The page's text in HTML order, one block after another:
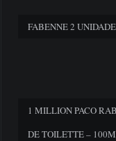
FABENNE 2
1 MILLION PACO
DE TOILETTE –